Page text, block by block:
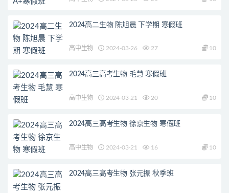
2024高二生物 陈旭晨 下学期 寒假班
高中生物 2024-03-26 27 10
2024高三高考生物 毛慧 寒假班
高中生物 2024-03-21 20 10
2024高三高考生物 徐京生物 寒假班
高中生物 2024-03-21 16 10
2024高三高考生物 张元振 秋季班